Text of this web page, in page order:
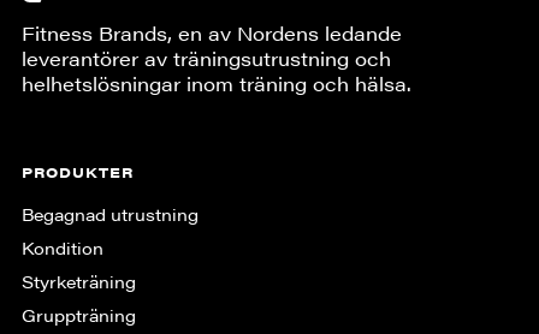
Fitness Brands, en av Nordens ledande
leverantörer av träningsutrustning och
helhetslösningar inom träning och hälsa.
PRODUKTER
Begagnad utrustning
Kondition
Styrketräning
Gruppträning